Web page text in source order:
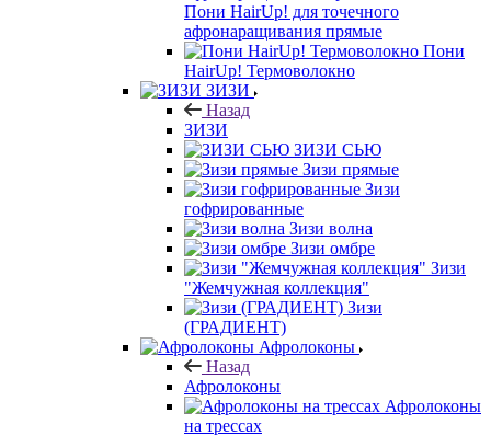
Пони HairUp! для точечного
афронаращивания прямые
Пони
HairUp! Термоволокно
ЗИЗИ
Назад
ЗИЗИ
ЗИЗИ СЬЮ
Зизи прямые
Зизи
гофрированные
Зизи волна
Зизи омбре
Зизи
"Жемчужная коллекция"
Зизи
(ГРАДИЕНТ)
Афролоконы
Назад
Афролоконы
Афролоконы
на трессах